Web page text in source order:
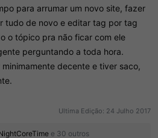
para arrumar um novo site, fazer
tudo de novo e editar tag por tag
o tópico pra não ficar com ele
perguntando a toda hora.
decente e tiver saco,
Ultima Edição: 24 Julho 2017
e 30 outros